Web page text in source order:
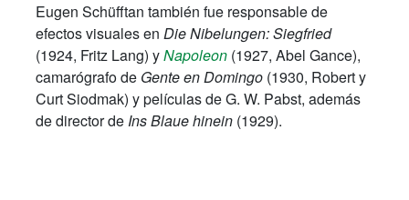
Eugen Schüfftan también fue responsable de
efectos visuales en Die Nibelungen: Siegfried
(1924, Fritz Lang) yNapoleon (1927, Abel Gance),
camarógrafo de Gente en Domingo (1930, Robert y
Curt Siodmak) y películas de G. W. Pabst, además
de director de Ins Blaue hinein (1929).